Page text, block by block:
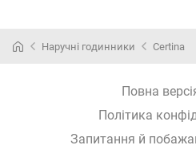
Наручні годинники Certina
Повна
Політика
Запитання й